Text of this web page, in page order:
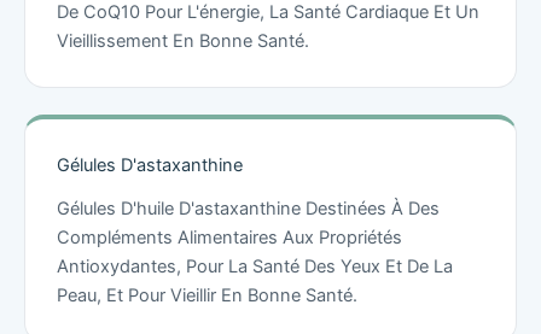
De CoQ10 Pour L'énergie, La Santé Cardiaque Et Un
Vieillissement En Bonne Santé.
Gélules D'astaxanthine
Gélules D'huile D'astaxanthine Destinées À Des
Compléments Alimentaires Aux Propriétés
Antioxydantes, Pour La Santé Des Yeux Et De La
Peau, Et Pour Vieillir En Bonne Santé.